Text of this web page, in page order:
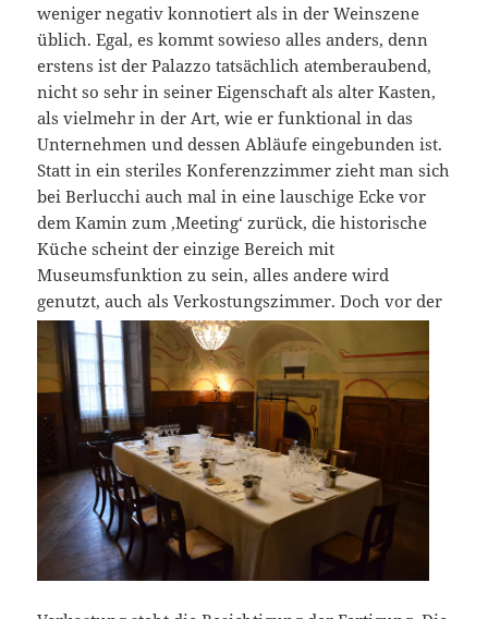
weniger negativ konnotiert als in der Weinszene
üblich. Egal, es kommt sowieso alles anders, denn
erstens ist der Palazzo tatsächlich atemberaubend,
nicht so sehr in seiner Eigenschaft als alter Kasten,
als vielmehr in der Art, wie er funktional in das
Unternehmen und dessen Abläufe eingebunden ist.
Statt in ein steriles Konferenzzimmer zieht man sich
bei Berlucchi auch mal in eine lauschige Ecke vor
dem Kamin zum ‚Meeting‘ zurück, die historische
Küche scheint der einzige Bereich mit
Museumsfunktion zu sein, alles andere wird
genutzt, auch als Verkostungszimmer.Doch vor der